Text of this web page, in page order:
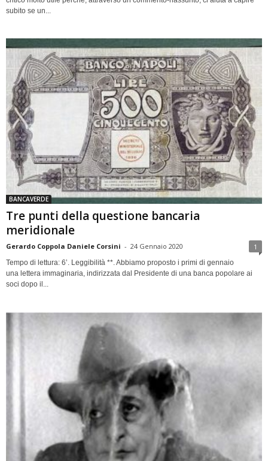
subito se un...
BANCAVERDE
Tre punti della questione bancaria
meridionale
Gerardo Coppola Daniele Corsini - 24 Gennaio 2020 1
Tempo di lettura: 6’. Leggibilità **. Abbiamo proposto i primi di gennaio
una lettera immaginaria, indirizzata dal Presidente di una banca popolare ai
soci dopo il...